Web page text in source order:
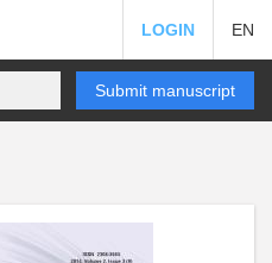
LOGIN EN
Submit manuscript